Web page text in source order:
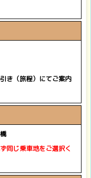
き（旅程）にてご案内
同じ乗車地をご選択く